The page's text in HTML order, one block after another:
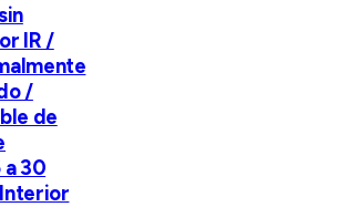
IR /
/
de
a 30